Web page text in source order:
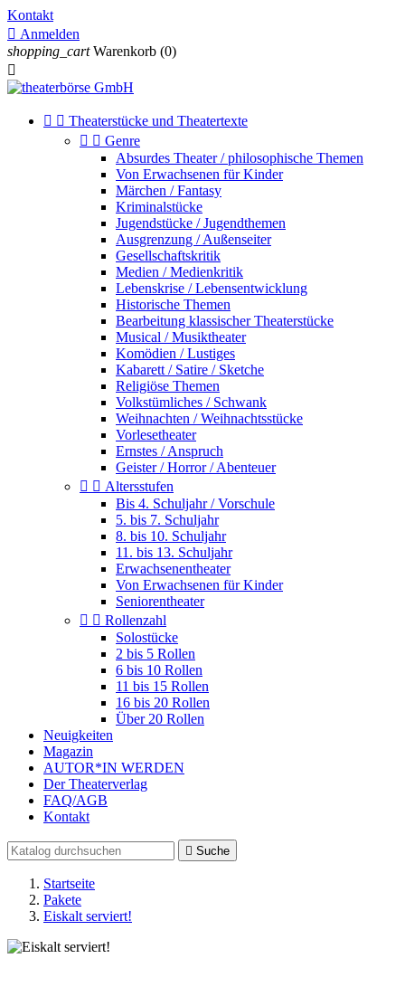
Kontakt
 Anmelden
shopping_cart Warenkorb (0)

  Theaterstücke und Theatertexte
  Genre
Absurdes Theater / philosophische Themen
Von Erwachsenen für Kinder
Märchen / Fantasy
Kriminalstücke
Jugendstücke / Jugendthemen
Ausgrenzung / Außenseiter
Gesellschaftskritik
Medien / Medienkritik
Lebenskrise / Lebensentwicklung
Historische Themen
Bearbeitung klassischer Theaterstücke
Musical / Musiktheater
Komödien / Lustiges
Kabarett / Satire / Sketche
Religiöse Themen
Volkstümliches / Schwank
Weihnachten / Weihnachtsstücke
Vorlesetheater
Ernstes / Anspruch
Geister / Horror / Abenteuer
  Altersstufen
Bis 4. Schuljahr / Vorschule
5. bis 7. Schuljahr
8. bis 10. Schuljahr
11. bis 13. Schuljahr
Erwachsenentheater
Von Erwachsenen für Kinder
Seniorentheater
  Rollenzahl
Solostücke
2 bis 5 Rollen
6 bis 10 Rollen
11 bis 15 Rollen
16 bis 20 Rollen
Über 20 Rollen
Neuigkeiten
Magazin
AUTOR*IN WERDEN
Der Theaterverlag
FAQ/AGB
Kontakt
 Suche
Startseite
Pakete
Eiskalt serviert!